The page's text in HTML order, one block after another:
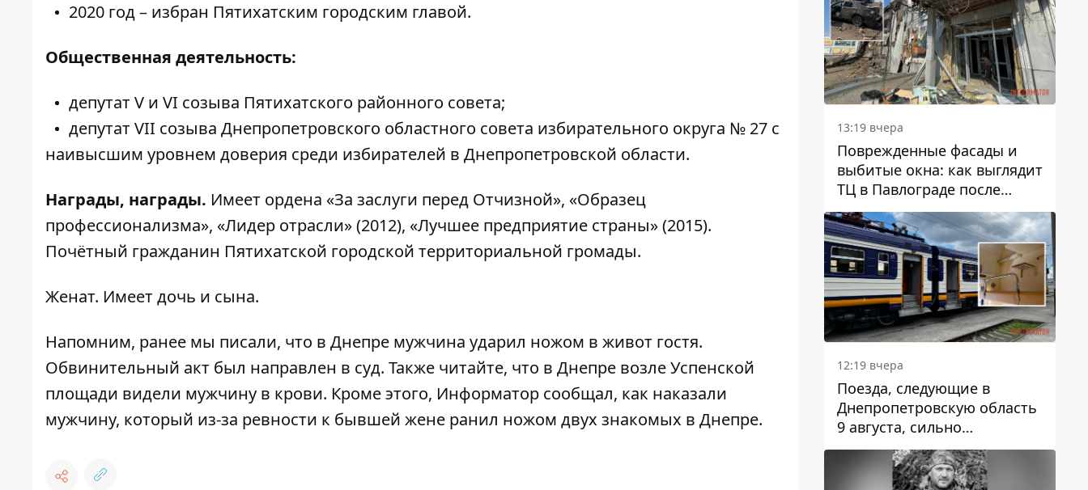
2020 год – избран Пятихатским городским главой.
Общественная деятельность:
депутат V и VI созыва Пятихатского районного совета;
депутат VIІ созыва Днепропетровского областного совета избирательного округа № 27 с
наивысшим уровнем доверия среди избирателей в Днепропетровской области.
Награды, награды. Имеет ордена «За заслуги перед Отчизной», «Образец
профессионализма», «Лидер отрасли» (2012), «Лучшее предприятие страны» (2015).
Почётный гражданин Пятихатской городской территориальной громады.
Женат. Имеет дочь и сына.
Напомним, ранее мы писали, что в Днепре мужчина ударил ножом в живот гостя.
Обвинительный акт был направлен в суд. Также читайте, что в Днепре возле Успенской
площади видели мужчину в крови. Кроме этого, Информатор сообщал, как наказали
мужчину, который из-за ревности к бывшей жене ранил ножом двух знакомых в Днепре.
13:19 вчера
Поврежденные фасады и
выбитые окна: как выглядит
ТЦ в Павлограде после
удара дрона
12:19 вчера
Поезда, следующие в
Днепропетровскую область
9 августа, сильно
задерживаются